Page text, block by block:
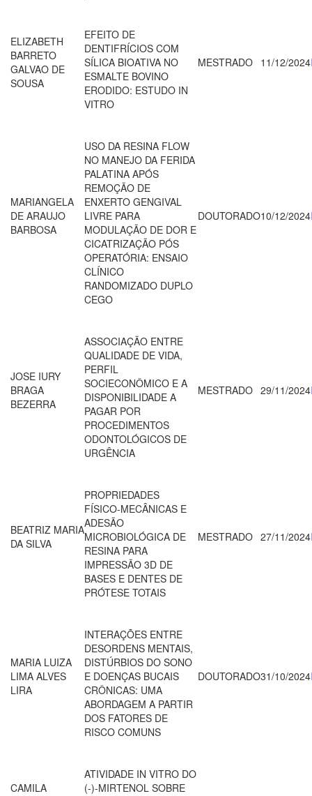
ELIZABETH
BARRETO
GALVAO DE
SOUSA
EFEITO DE
DENTIFRÍCIOS COM
SÍLICA BIOATIVA NO
ESMALTE BOVINO
ERODIDO: ESTUDO IN
VITRO
MESTRADO 11/12/2024
MARIANGELA
DE ARAUJO
BARBOSA
USO DA RESINA FLOW
NO MANEJO DA FERIDA
PALATINA APÓS
REMOÇÃO DE
ENXERTO GENGIVAL
LIVRE PARA
MODULAÇÃO DE DOR E
CICATRIZAÇÃO PÓS
OPERATÓRIA: ENSAIO
CLÍNICO
RANDOMIZADO DUPLO
CEGO
DOUTORADO10/12/2024
JOSE IURY
BRAGA
BEZERRA
ASSOCIAÇÃO ENTRE
QUALIDADE DE VIDA,
PERFIL
SOCIECONÔMICO E A
DISPONIBILIDADE A
PAGAR POR
PROCEDIMENTOS
ODONTOLÓGICOS DE
URGÊNCIA
MESTRADO 29/11/2024
BEATRIZ MARIA
DA SILVA
PROPRIEDADES
FÍSICO-MECÂNICAS E
ADESÃO
MICROBIOLÓGICA DE
RESINA PARA
IMPRESSÃO 3D DE
BASES E DENTES DE
PRÓTESE TOTAIS
MESTRADO 27/11/2024
MARIA LUIZA
LIMA ALVES
LIRA
INTERAÇÕES ENTRE
DESORDENS MENTAIS,
DISTÚRBIOS DO SONO
E DOENÇAS BUCAIS
CRÔNICAS: UMA
ABORDAGEM A PARTIR
DOS FATORES DE
RISCO COMUNS
DOUTORADO31/10/2024
CAMILA
ATIVIDADE IN VITRO DO
(-)-MIRTENOL SOBRE